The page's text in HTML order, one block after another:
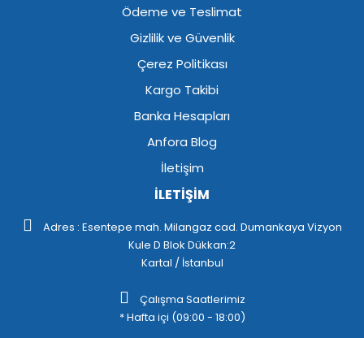
Ödeme ve Teslimat
Gizlilik ve Güvenlik
Çerez Politikası
Kargo Takibi
Banka Hesapları
Anfora Blog
İletişim
İLETİŞİM
Adres : Esentepe mah. Milangaz cad. Dumankaya Vizyon
Kule D Blok Dükkan:2
Kartal / İstanbul
Çalışma Saatlerimiz
* Hafta içi (09:00 - 18:00)